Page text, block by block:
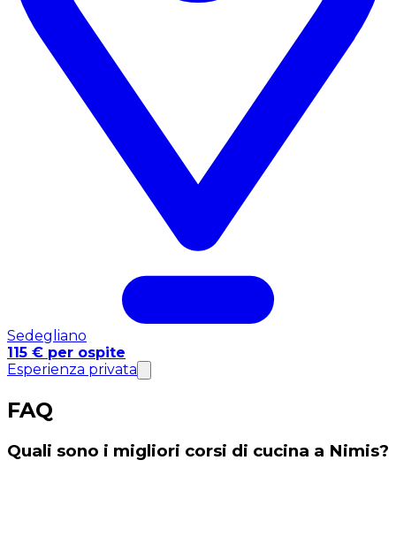
Sedegliano
115 € per ospite
Esperienza privata
FAQ
Quali sono i migliori corsi di cucina a Nimis?